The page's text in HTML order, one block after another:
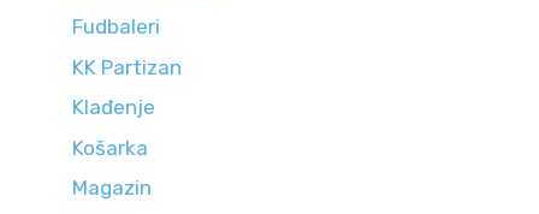
Fudbaleri
KK Partizan
Klađenje
Košarka
Magazin